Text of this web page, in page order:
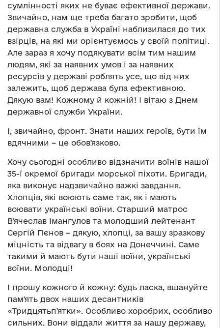
сумлінності яких не буває ефективної держави.
Звичайно, нам ще треба багато зробити, щоб
державна служба в Україні наблизилася до тих
взірців, на які ми орієнтуємось у своїй політиці.
Але зараз я хочу подякувати всім тим нашим
людям, які за наявних умов і за наявних
ресурсів у державі роблять усе, що від них
залежить, щоб держава була ефективною.
Дякую вам! Кожному й кожній! І вітаю з Днем
державної служби України.
І, звичайно, фронт. Знати наших героїв, бути їм
вдячними – це обовʼязково.
Хочу сьогодні особливо відзначити воїнів нашої
35-ї окремої бригади морської піхоти. Бригади,
яка виконує надзвичайно важкі завдання.
Хлопців, які воюють саме так, як і мають
воювати українські воїни. Старший матрос
Вʼячеслав Імангулов та молодший лейтенант
Сергій Пєнов – дякую, хлопці, за вашу зразкову
міцність та відвагу в боях на Донеччині. Саме
такими й мають бути наші воїни, українські
воїни. Молодці!
І прошу кожного й кожну: будь ласка, вшануйте
памʼять двох наших десантників
«Тридцятьпʼятки». Особливо хоробрих, особливо
сильних. Вони віддали життя за нашу державу,